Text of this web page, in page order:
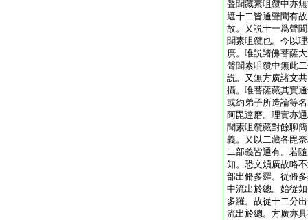
聲聞藏素咀纜中亦
遮十二皆通聲聞有
故。又説十一爲聲
聞素咀纜也。今以
廣。唯説諸佛菩薩
聲聞素咀纜中無此
説。又無方廣諸文
攝。唯菩薩藏其實
或約弟子所造論等
阿毘達磨。理實亦
聞素咀纜藏對餘聊
義。又以二藏各毘
二部義皆通有。若
知。恐文煩廣故略
部出脩多羅。從脩
中流出於總。始從
多羅。故從十二分
流出於總。方廣亦